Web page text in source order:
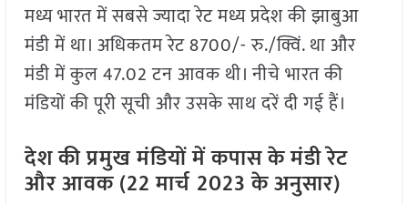
मध्य भारत में सबसे ज्यादा रेट मध्य प्रदेश की झाबुआ
मंडी में था। अधिकतम रेट 8700/- रु./क्विं. था और
मंडी में कुल 47.02 टन आवक थी। नीचे भारत की
मंडियों की पूरी सूची और उसके साथ दरें दी गई हैं।
देश की प्रमुख मंडियों में कपास के मंडी रेट
और आवक (22 मार्च 2023 के अनुसार)